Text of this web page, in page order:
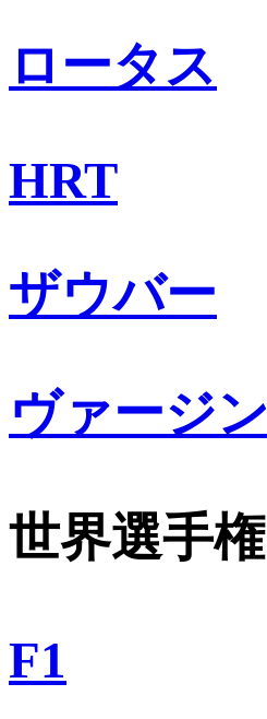
ロータス
HRT
ザウバー
ヴァージン
世界選手権
F1